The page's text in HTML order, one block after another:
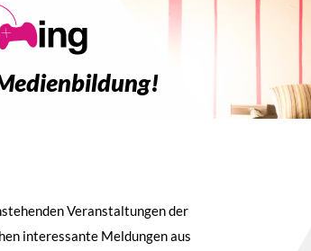
Veranstaltungen der
interessante Meldungen aus